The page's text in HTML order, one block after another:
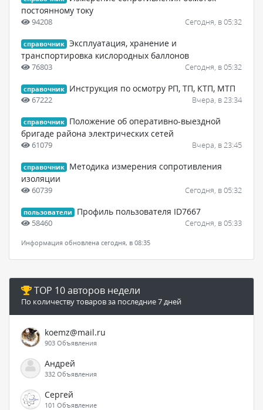
постоянному току
94208 Сегодня, в 05:32
справочник Эксплуатация, хранение и
транспортировка кислородных баллонов
76803 Сегодня, в 05:32
справочник Инструкция по осмотру РП, ТП, КТП, МТП
67222 Вчера, в 23:34
справочник
Положение об оперативно-выездной
бригаде района электрических сетей
61079 Вчера, в 23:45
справочник
Методика измерения сопротивления
изоляции
60739 Сегодня, в 05:32
пользователи Профиль пользователя ID7667
58460 Сегодня, в 05:33
Информация обновлена сегодня, в 08:35
TOP 10 авторов недели
По количеству товаров за последние 7 дней
koemz@mail.ru
903 Объявления
Андрей
332 Объявления
Сергей
101 Объявление